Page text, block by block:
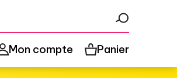
Mon compte Panier